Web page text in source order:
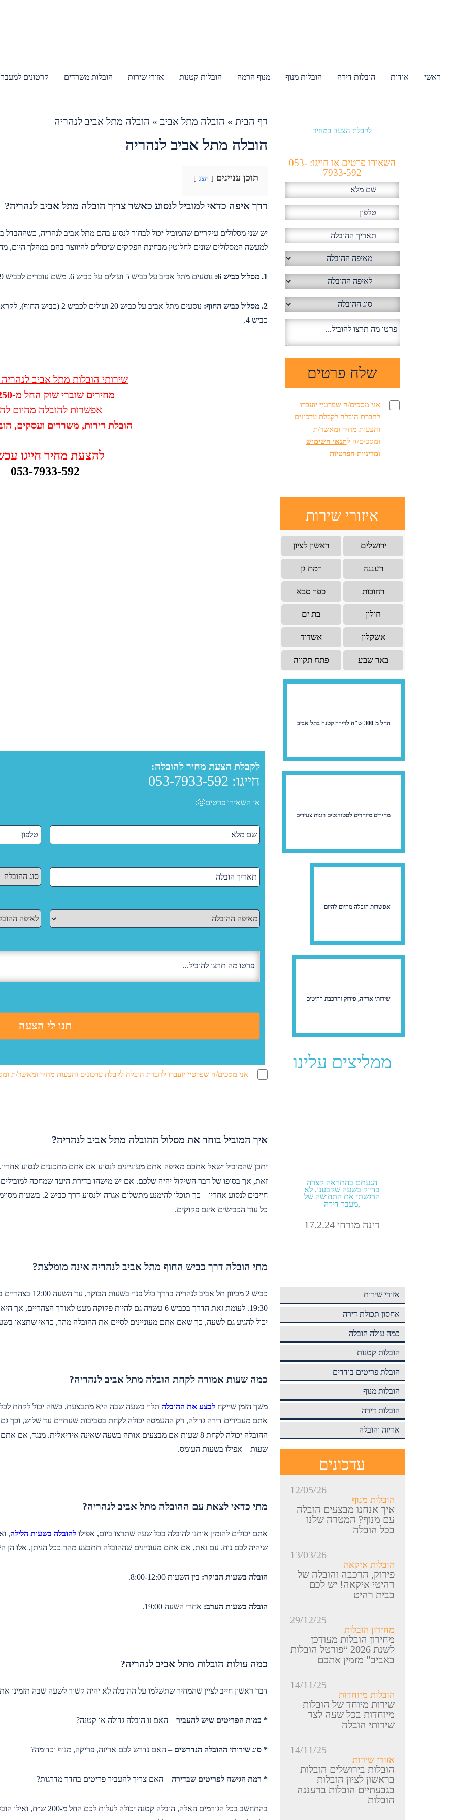
ראשי אודות הובלות דירה הובלות מנוף מנוף הרמה הובלות קטנות אזורי שירות הובלות משרדים קרטונים
דף הבית» הובלה מתל אביב» הובלה מתל אביב לנהריה
הובלה מתל אביב לנהריה
תוכן עניינים הצג
דרך איפה כדאי למוביל לנסוע כאשר צריך הובלה מתל אביב לנהריה?
למעשה המסלולים שונים לחלוטין מבחינת הפקקים שיכולים להיווצר בהם במהלך היום,
1. מסלול כביש 6: נוסעים מתל אביב על כביש 5 ועולים על כביש 6. משם עוברים לכביש 79 ואז עוברים לכביש 22 וחוברים לכביש 4.
2. מסלול כביש החוף:
כביש 4.
שירותי הובלות מתל אביב
מחירים שוברי שוק החל מ-250 ש”ח
אפשרות להובלה מהיום
הובלת דירות, משרדים ועסקים,
להצעת מחיר חייגו
053-7933-592
לקבלת הצעת מחיר להובלה:
חייגו: 053-7933-592
או השאירו פרטים🙂:
אני מסכים/ה שפרטיי יועברו לחברת הובלה לקבלת עדכונים והצעות מחיר ומאשר/ת
איך המוביל בוחר את מסלול ההובלה מתל אביב לנהריה?
חייבים לנסוע אחריו – כך תוכלו להימנע מתשלום אגרה ולנסוע דרך כביש 2. בשעות מסוימות עם זאת יתכן
כל עוד הכבישים אינם פקוקים.
מתי הובלה דרך כביש החוף מתל אביב לנהריה אינה מומלצת?
כביש 2 מכיוון תל
יכול להגיע גם לשעה, כך שאם אתם מעוניינים לסיים את ההובלה מהר, כדאי שתצאו
כמה שעות אמורה לקחת הובלה מתל אביב לנהריה?
משך הזמן שייקח לבצע את ההובלה
אתם מעבירים דירה גדולה, רק ההעמסה יכולה לקחת בסביבות שעתיים עד שלוש, וכך
שעות – אפילו בשעות העומס.
מתי כדאי לצאת עם ההובלה מתל אביב לנהריה?
אתם יכולים להזמין אותנו להובלה בכל שעה שתרצו ביום, אפילו להובלה בשעות הלילה,
שיהיה לכם נוח. עם זאת, אם אתם מעוניינים שההובלה תתבצע מהר ככל הניתן, אלו הן
הובלה בשעות הבוקר: בין השעות 8:00-12:00.
הובלה בשעות הערב: אחרי השעה 19:00.
כמה עולות הובלות מתל אביב לנהריה?
דבר ראשון חייב לציין שהמחיר שתשלמו על ההובלה לא יהיה קשור לשעה שבה תזמינו
* כמות הפריטים שיש להעביר– האם זו הובלה גדולה או קטנה?
* סוג שירותי ההובלה הנדרשים – האם נדרש לכם אריזה, פריקה, מנוף וכדומה?
* רמת הגישה לפריטים שבדירה– האם צריך להעביר פריטים בחדר מדרגות?
לקבלת הצעה במחיר
השאירו פרטים או חייגו: 053-
7933-592
אני מסכים/ה שפרטיי יועברו
לחברת הובלה לקבלת עדכונים
והצעות מחיר ומאשר/ת
ומסכים/ה לתנאי השימוש
ומדיניות הפרטיות
איזורי שירות
ירושלים ראשון לציון
רעננה רמת גן
רחובות כפר סבא
חולון בת ים
אשקלון אשדוד
באר שבע פתח תקווה
החל מ-300 ש"ח לדירה קטנה בתל אביב
מחירים מיוחדים לסטודנטים וזוגות צעירים
אפשרות הובלה מהיום להיום
שירותי אריזה, פירוק והרכבת רהיטים
ממליצים עלינו
הגעתם בהתראה קצרה
בדיוק בשעה שקבענו, לא
הרגשתי את התחושה של
הזמנתי הובלה מהיום להיום
בתוך תל אביב קיבלתי גם
אזורי שירות
אחסון תכולת דירה
כמה עולה הובלה
הובלות קטנות
הובלת פריטים בודדים
הובלות מנוף
הובלות דירה
אריזה והובלה
עדכונים
12/05/26
הובלות מנוף
איך אנחנו מבצעים הובלה
עם מנוף? המטרה שלנו
בכל הובלה
13/03/26
הובלות איקאה
פירוק, הרכבה והובלה של
רהיטי איקאה! יש לכם
בבית רהיט
29/12/25
מחירון הובלות
מחירון הובלות מעודכן
לשנת 2026 “פורטל הובלות
באביב” מזמין אתכם
14/11/25
הובלות מיוחדות
שירות מיוחד של הובלות
מיוחדות בכל שעה לצד
שירותי הובלה
14/11/25
אזורי שירות
הובלות בירושלים הובלות
בראשון לציון הובלות
בגבעתיים הובלות ברעננה
הובלות